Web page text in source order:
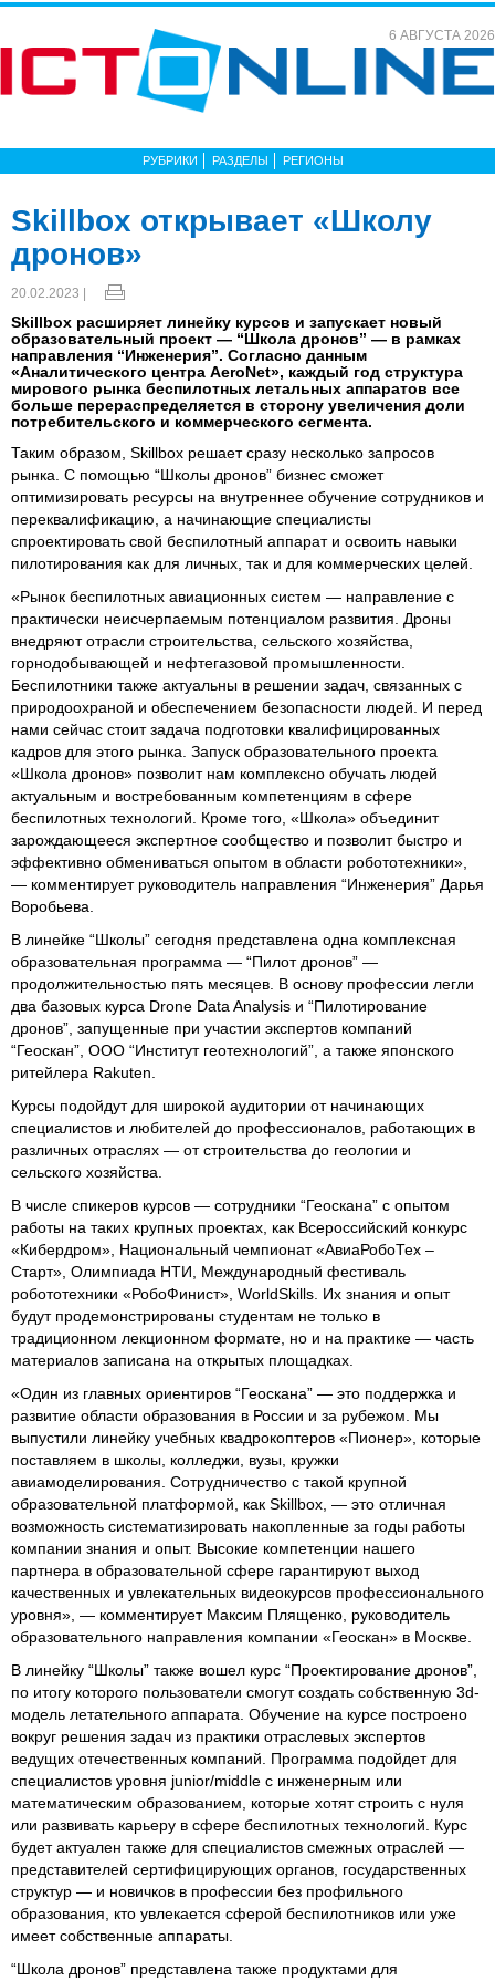
6 АВГУСТА 2026
РУБРИКИ РАЗДЕЛЫ РЕГИОНЫ
Skillbox открывает «Школу
дронов»
20.02.2023 |
Skillbox расширяет линейку курсов и запускает новый
образовательный проект — “Школа дронов” — в рамках
направления “Инженерия”. Согласно данным
«Аналитического центра AeroNet», каждый год структура
мирового рынка беспилотных летальных аппаратов все
больше перераспределяется в сторону увеличения доли
потребительского и коммерческого сегмента.
Таким образом, Skillbox решает сразу несколько запросов
рынка. С помощью “Школы дронов” бизнес сможет
оптимизировать ресурсы на внутреннее обучение сотрудников и
переквалификацию, а начинающие специалисты
спроектировать свой беспилотный аппарат и освоить навыки
пилотирования как для личных, так и для коммерческих целей.
«Рынок беспилотных авиационных систем — направление с
практически неисчерпаемым потенциалом развития. Дроны
внедряют отрасли строительства, сельского хозяйства,
горнодобывающей и нефтегазовой промышленности.
Беспилотники также актуальны в решении задач, связанных с
природоохраной и обеспечением безопасности людей. И перед
нами сейчас стоит задача подготовки квалифицированных
кадров для этого рынка. Запуск образовательного проекта
«Школа дронов» позволит нам комплексно обучать людей
актуальным и востребованным компетенциям в сфере
беспилотных технологий. Кроме того, «Школа» объединит
зарождающееся экспертное сообщество и позволит быстро и
эффективно обмениваться опытом в области робототехники»,
— комментирует руководитель направления “Инженерия” Дарья
Воробьева.
В линейке “Школы” сегодня представлена одна комплексная
образовательная программа — “Пилот дронов” —
продолжительностью пять месяцев. В основу профессии легли
два базовых курса Drone Data Analysis и “Пилотирование
дронов”, запущенные при участии экспертов компаний
“Геоскан”, ООО “Институт геотехнологий”, а также японского
ритейлера Rakuten.
Курсы подойдут для широкой аудитории от начинающих
специалистов и любителей до профессионалов, работающих в
различных отраслях — от строительства до геологии и
сельского хозяйства.
В числе спикеров курсов — сотрудники “Геоскана” с опытом
работы на таких крупных проектах, как Всероссийский конкурс
«Кибердром», Национальный чемпионат «АвиаРобоТех –
Старт», Олимпиада НТИ, Международный фестиваль
робототехники «РобоФинист», WorldSkills. Их знания и опыт
будут продемонстрированы студентам не только в
традиционном лекционном формате, но и на практике — часть
материалов записана на открытых площадках.
«Один из главных ориентиров “Геоскана” — это поддержка и
развитие области образования в России и за рубежом. Мы
выпустили линейку учебных квадрокоптеров «Пионер», которые
поставляем в школы, колледжи, вузы, кружки
авиамоделирования. Сотрудничество с такой крупной
образовательной платформой, как Skillbox, — это отличная
возможность систематизировать накопленные за годы работы
компании знания и опыт. Высокие компетенции нашего
партнера в образовательной сфере гарантируют выход
качественных и увлекательных видеокурсов профессионального
уровня», — комментирует Максим Плященко, руководитель
образовательного направления компании «Геоскан» в Москве.
В линейку “Школы” также вошел курс “Проектирование дронов”,
по итогу которого пользователи смогут создать собственную 3d-
модель летательного аппарата. Обучение на курсе построено
вокруг решения задач из практики отраслевых экспертов
ведущих отечественных компаний. Программа подойдет для
специалистов уровня junior/middle с инженерным или
математическим образованием, которые хотят строить с нуля
или развивать карьеру в сфере беспилотных технологий. Курс
будет актуален также для специалистов смежных отраслей —
представителей сертифицирующих органов, государственных
структур — и новичков в профессии без профильного
образования, кто увлекается сферой беспилотников или уже
имеет собственные аппараты.
“Школа дронов” представлена также продуктами для